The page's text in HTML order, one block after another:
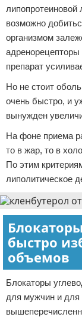
возможно
организмом
препарат
Но не стоит
очень быстро, и
вынужден
На фоне приема
то в жар, то в
По этим
липолитическое
быстро
объемов
Блокаторы
для мужчин и